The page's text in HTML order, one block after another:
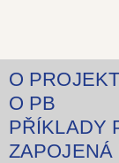
O
O PB
PŘÍKLADY
ZAPOJENÁ